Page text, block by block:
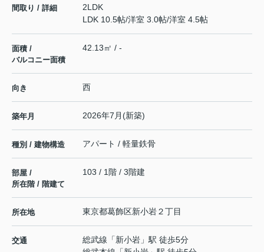
間取り / 詳細
2LDK
LDK 10.5帖/洋室 3.0帖/洋室 4.5帖
面積 /
バルコニー面積
42.13㎡ / -
向き 西
築年月 2026年7月(新築)
種別 / 建物構造 アパート / 軽量鉄骨
部屋 /
所在階 / 階建て
103 / 1階 / 3階建
所在地 東京都葛飾区新小岩２丁目
交通 総武線 「新小岩 」駅 徒歩5分